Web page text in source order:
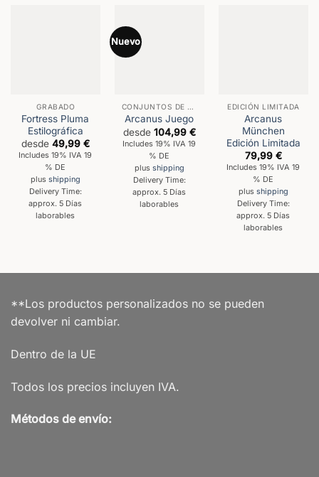
GRABADO
Fortress Pluma
Estilográfica
desde 49,99 €
Includes 19% IVA 19
% DE
plus shipping
Delivery Time:
approx. 5 Días
laborables
Nuevo
CONJUNTOS DE ESCRITURA
Arcanus Juego
desde 104,99 €
Includes 19% IVA 19
% DE
plus shipping
Delivery Time:
approx. 5 Días
laborables
EDICIÓN LIMITADA
Arcanus
München
Edición Limitada
79,99 €
Includes 19% IVA 19
% DE
plus shipping
Delivery Time:
approx. 5 Días
laborables
**Los productos personalizados no se pueden
devolver ni cambiar.
Dentro de la UE
Todos los precios incluyen IVA.
Métodos de envío: